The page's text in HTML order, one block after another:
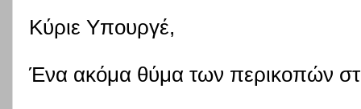
Κύριε Υπουργέ,
Ένα ακόμα θύμα των περικοπών